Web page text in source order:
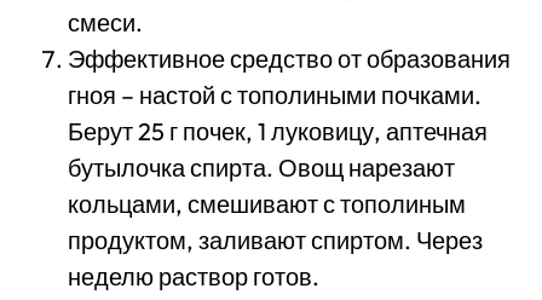
смеси.
Эффективное средство от образования
гноя – настой с тополиными почками.
Берут 25 г почек, 1 луковицу, аптечная
бутылочка спирта. Овощ нарезают
кольцами, смешивают с тополиным
продуктом, заливают спиртом. Через
неделю раствор готов.